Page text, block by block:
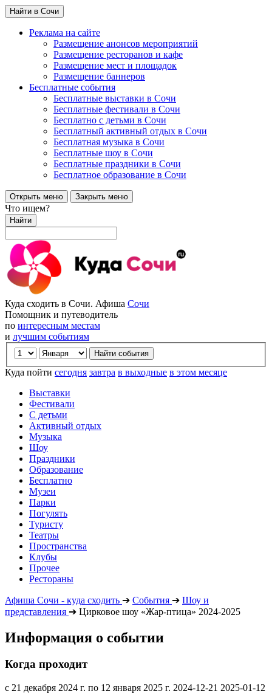
Найти в Сочи
Реклама на сайте
Размещение анонсов мероприятий
Размещение ресторанов и кафе
Размещение мест и площадок
Размещение баннеров
Бесплатные события
Бесплатные выставки в Сочи
Бесплатные фестивали в Сочи
Бесплатно с детьми в Сочи
Бесплатный активный отдых в Сочи
Бесплатная музыка в Сочи
Бесплатные шоу в Сочи
Бесплатные праздники в Сочи
Бесплатное образование в Сочи
Открыть меню Закрыть меню
Что ищем?
Найти
Куда сходить в Сочи. Афиша Сочи
Помощник и путеводитель
по интересным местам
и лучшим событиям
Куда пойти сегодня завтра в выходные в этом месяце
Выставки
Фестивали
С детьми
Активный отдых
Музыка
Шоу
Праздники
Образование
Бесплатно
Музеи
Парки
Погулять
Туристу
Театры
Пространства
Клубы
Прочее
Рестораны
Афиша Сочи - куда сходить ➔ События ➔ Шоу и
представления ➔ Цирковое шоу «Жар-птица» 2024-2025
Информация о событии
Когда проходит
с 21 декабря 2024 г. по 12 января 2025 г. 2024-12-21 2025-01-12